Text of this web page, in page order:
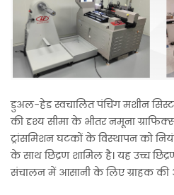
डुअल-हेड स्वचालित पंचिंग मशीन
की दृश्य सीमा के भीतर नमूना
ट्रांसमिशन घटकों के विस्थापन को
के साथ छिद्रण शामिल है। यह उच्च
संचालन में आसानी के लिए ग्राहक की